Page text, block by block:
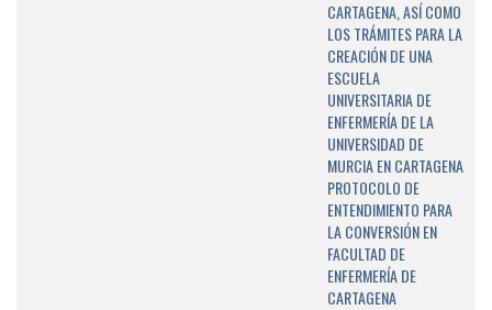
CARTAGENA, ASÍ COMO
LOS TRÁMITES PARA LA
CREACIÓN DE UNA
ESCUELA
UNIVERSITARIA DE
ENFERMERÍA DE LA
UNIVERSIDAD DE
MURCIA EN CARTAGENA
PROTOCOLO DE
ENTENDIMIENTO PARA
LA CONVERSIÓN EN
FACULTAD DE
ENFERMERÍA DE
CARTAGENA